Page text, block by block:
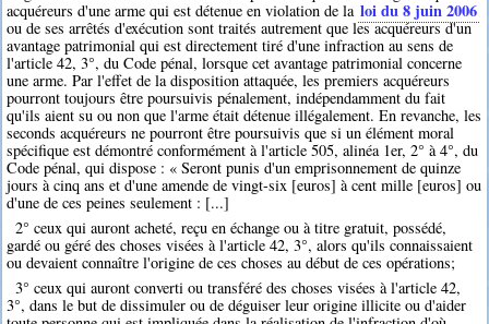
acquéreurs d'une arme qui est détenue en violation de la loi du 8 juin 2006
ou de ses arrêtés d'exécution sont traités autrement que les acquéreurs d'un
avantage patrimonial qui est directement tiré d'une infraction au sens de
l'article 42, 3°, du Code pénal, lorsque cet avantage patrimonial concerne
une arme. Par l'effet de la disposition attaquée, les premiers acquéreurs
pourront toujours être poursuivis pénalement, indépendamment du fait
qu'ils aient su ou non que l'arme était détenue illégalement. En revanche, les
seconds acquéreurs ne pourront être poursuivis que si un élément moral
spécifique est démontré conformément à l'article 505, alinéa 1er, 2° à 4°, du
Code pénal, qui dispose : « Seront punis d'un emprisonnement de quinze
jours à cinq ans et d'une amende de vingt-six [euros] à cent mille [euros] ou
d'une de ces peines seulement : [...]
2° ceux qui auront acheté, reçu en échange ou à titre gratuit, possédé,
gardé ou géré des choses visées à l'article 42, 3°, alors qu'ils connaissaient
ou devaient connaître l'origine de ces choses au début de ces opérations;
3° ceux qui auront converti ou transféré des choses visées à l'article 42,
3°, dans le but de dissimuler ou de déguiser leur origine illicite ou d'aider